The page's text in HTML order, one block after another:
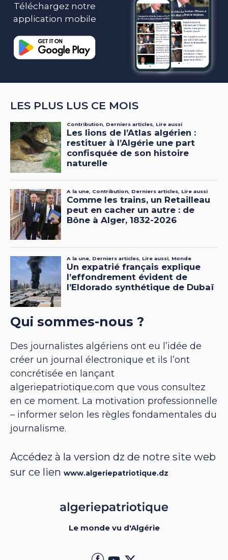
Téléchargez notre
application mobile
LES PLUS LUS CE MOIS
Qui sommes-nous ?
Des journalistes algériens ont eu l’idée de
créer un journal électronique et ils l’ont
concrétisée en lançant
algeriepatriotique.com que vous consultez
en ce moment. La motivation professionnelle
– informer selon les règles fondamentales du
journalisme.
Accédez à la version dz de notre site web
sur ce lien www.algeriepatriotique.dz
Le monde vu d'Algérie